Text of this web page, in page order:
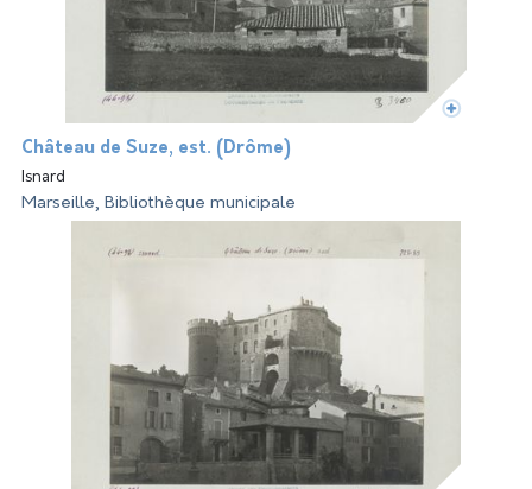
Château de Suze, est. (Drôme)
Isnard
Marseille, Bibliothèque municipale